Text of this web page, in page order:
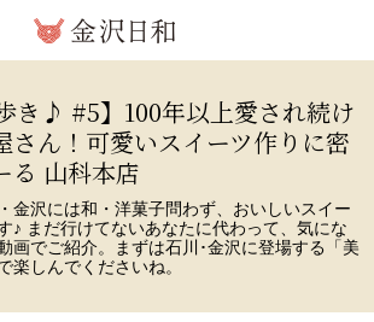
き♪ #5】100年以上愛され続け
さん！可愛いスイーツ作りに密
る 山科本店
金沢には和・洋菓子問わず、おいしいスイー
♪ まだ行けてないあなたに代わって、気にな
画でご紹介。まずは石川･金沢に登場する「美
楽しんでくださいね。